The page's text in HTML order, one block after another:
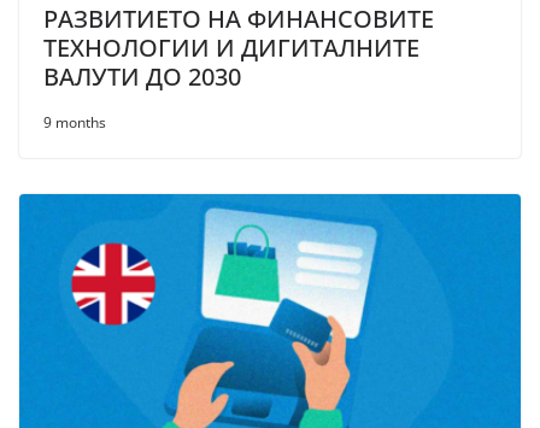
РАЗВИТИЕТО НА ФИНАНСОВИТЕ
ТЕХНОЛОГИИ И ДИГИТАЛНИТЕ
ВАЛУТИ ДО 2030
9 months